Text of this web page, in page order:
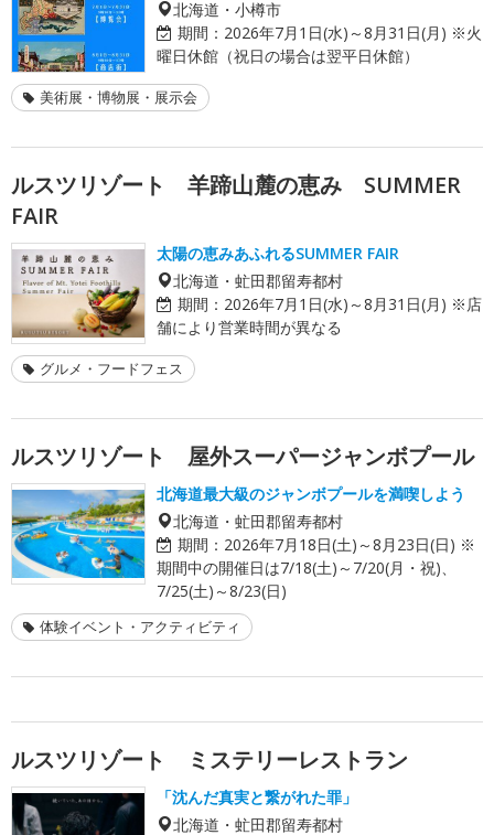
北海道・小樽市
期間： 2026年7月1日(水)～8月31日(月) ※火
曜日休館（祝日の場合は翌平日休館）
美術展・博物展・展示会
ルスツリゾート 羊蹄山麓の恵み SUMMER
FAIR
太陽の恵みあふれるSUMMER FAIR
北海道・虻田郡留寿都村
期間： 2026年7月1日(水)～8月31日(月) ※店
舗により営業時間が異なる
グルメ・フードフェス
ルスツリゾート 屋外スーパージャンボプール
北海道最大級のジャンボプールを満喫しよう
北海道・虻田郡留寿都村
期間： 2026年7月18日(土)～8月23日(日) ※
期間中の開催日は7/18(土)～7/20(月・祝)、
7/25(土)～8/23(日)
体験イベント・アクティビティ
ルスツリゾート ミステリーレストラン
「沈んだ真実と繋がれた罪」
北海道・虻田郡留寿都村